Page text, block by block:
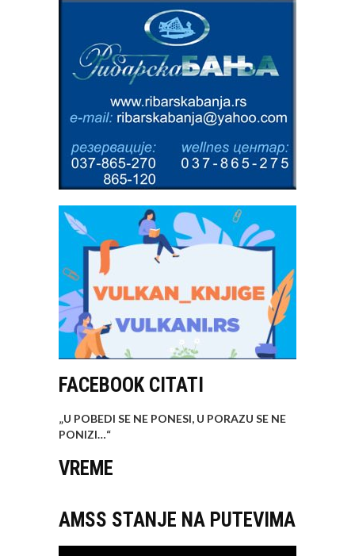
FACEBOOK CITATI
„U POBEDI SE NE PONESI, U PORAZU SE NE
PONIZI…“
VREME
AMSS STANJE NA PUTEVIMA